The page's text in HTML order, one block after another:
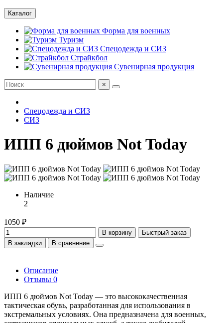
Каталог
Форма для военных
Туризм
Спецодежда и СИЗ
Страйкбол
Сувенирная продукция
×
Спецодежда и СИЗ
СИЗ
ИПП 6 дюймов Not Today
Наличие
2
1050 ₽
В корзину
Быстрый заказ
В закладки
В сравнение
Описание
Отзывы 0
ИПП 6 дюймов Not Today — это высококачественная
тактическая обувь, разработанная для использования в
экстремальных условиях. Она предназначена для военных,